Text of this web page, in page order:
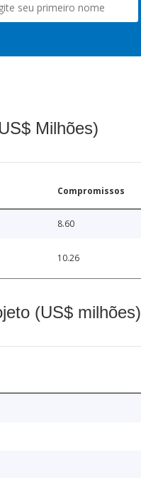
Milhões)
Compromissos
8.60
10.26
(US$ milhões)